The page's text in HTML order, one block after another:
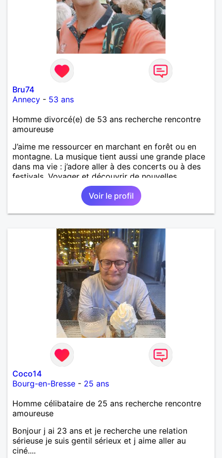
Bru74
Annecy - 53 ans
Homme divorcé(e) de 53 ans recherche rencontre
amoureuse
J’aime me ressourcer en marchant en forêt ou en
montagne. La musique tient aussi une grande place
dans ma vie : j’adore aller à des concerts ou à des
festivals. Voyager et découvrir de nouvelles
cultures, c’est ce qui m’inspire le plus. J’aimerais
rencontrer quelqu’un avec qui partager ces
moments simples et sincères.
Voir le profil
Coco14
Bourg-en-Bresse - 25 ans
Homme célibataire de 25 ans recherche rencontre
amoureuse
Bonjour j ai 23 ans et je recherche une relation
sérieuse je suis gentil sérieux et j aime aller au
ciné....